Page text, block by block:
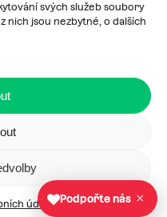
svých služeb soubory
nich jsou nezbytné, o dalších
údajů
Cookies
Podpořte nás ×